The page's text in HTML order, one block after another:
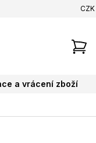
CZK
a vrácení zboží